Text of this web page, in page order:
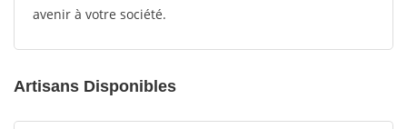
avenir à votre société.
Artisans Disponibles